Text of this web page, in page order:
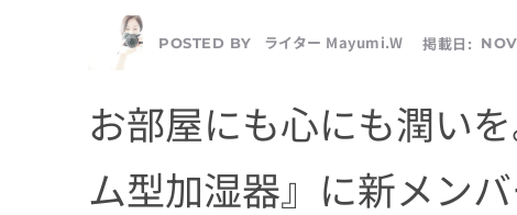
POSTED BY ライター Mayumi.W 掲載日:
お部屋にも心にも潤い
ム型加湿器』に新メンバ